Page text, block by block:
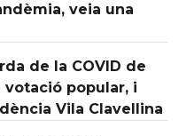
veia una
de la COVID de
votació popular, i
Vila Clavellina